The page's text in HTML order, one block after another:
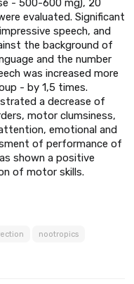
- 500-600 mg), 20
evaluated. Significant
speech, and
the background of
and the number
was increased more
- by 1,5 times.
a decrease of
motor clumsiness,
emotional and
of performance of
shown a positive
of motor skills.
nootropics